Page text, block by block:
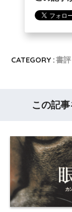
CATEGORY :書評
この記